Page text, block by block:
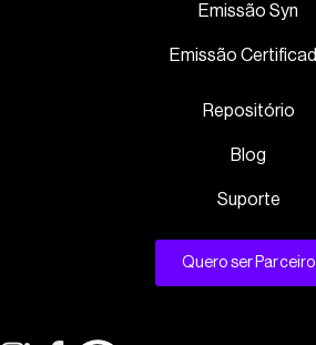
Emissão Syn
Emissão
Repositório
Blog
Suporte
Quero ser Parceiro